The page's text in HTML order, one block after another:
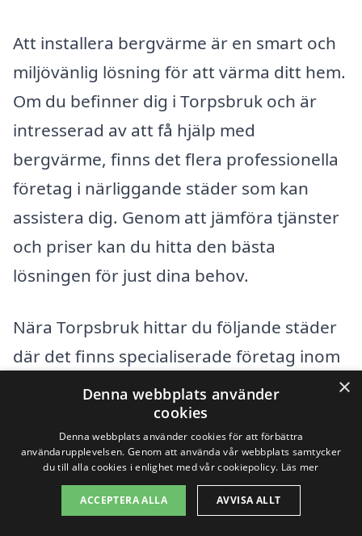
Att installera bergvärme är en smart och
miljövänlig lösning för att värma ditt hem.
Om du befinner dig i Torpsbruk och är
intresserad av att få hjälp med
bergvärme, finns det flera professionella
företag i närliggande städer som kan
assistera dig. Genom att jämföra tjänster
och priser kan du hitta den bästa
lösningen för just dina behov.
Nära Torpsbruk hittar du följande städer
där det finns specialiserade företag inom
bergvärme:
Alvesta
Kronoberg
Ljungby
×
Denna webbplats använder
cookies
Denna webbplats använder cookies för att förbättra
användarupplevelsen. Genom att använda vår webbplats samtycker
du till alla cookies i enlighet med vår cookiepolicy. Läs mer
ACCEPTERA ALLA AVVISA ALLT